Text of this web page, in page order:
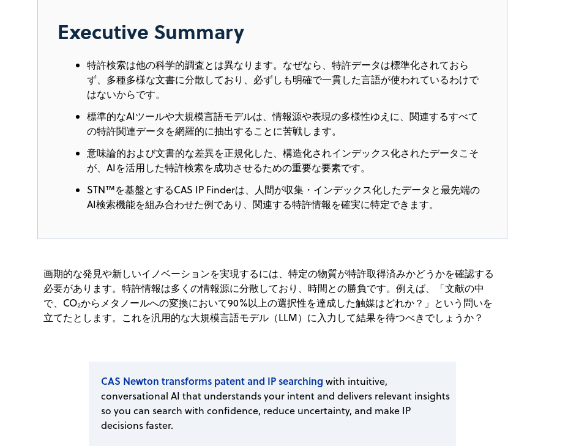
Executive Summary
特許検索は他の科学的調査とは異なります。なぜなら、特許データは標準化されておら
ず、多種多様な文書に分散しており、必ずしも明確で一貫した言語が使われているわけで
はないからです。
標準的なAIツールや大規模言語モデルは、情報源や表現の多様性ゆえに、関連するすべて
の特許関連データを網羅的に抽出することに苦戦します。
意味論的および文書的な差異を正規化した、構造化されインデックス化されたデータこそ
が、AIを活用した特許検索を成功させるための重要な要素です。
STN™を基盤とするCAS IP Finderは、人間が収集・インデックス化したデータと最先端の
AI検索機能を組み合わせた例であり、関連する特許情報を確実に特定できます。
画期的な発見や新しいイノベーションを実現するには、特定の物質が特許取得済みかどうかを確認する
必要があります。特許情報は多くの情報源に分散しており、時間との勝負です。例えば、「文献の中
で、CO₂からメタノールへの変換において90%以上の選択性を達成した触媒はどれか？」という問いを
立てたとします。これを汎用的な大規模言語モデル（LLM）に入力して結果を待つべきでしょうか？
CAS Newton transforms patent and IP searching with intuitive,
conversational AI that understands your intent and delivers relevant insights
so you can search with confidence, reduce uncertainty, and make IP
decisions faster.